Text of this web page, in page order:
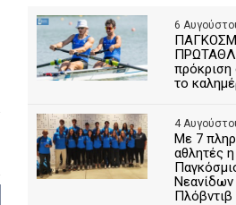
6
πρόκριση
το
4
Με 7
αθλητές
Πλόβντιβ